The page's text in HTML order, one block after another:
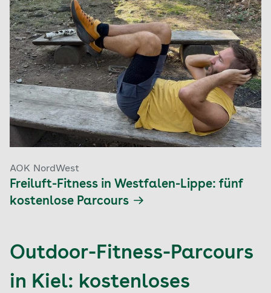
AOK NordWest
Freiluft-Fitness in Westfalen-Lippe: fünf
kostenlose Parcours
Outdoor-Fitness-Parcours
in Kiel: kostenloses